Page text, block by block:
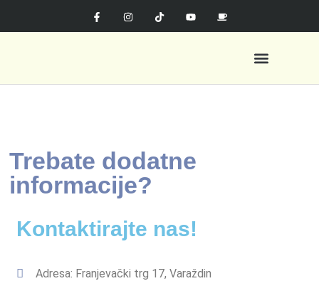
Trebate dodatne
informacije?
Kontaktirajte nas!
Adresa: Franjevački trg 17, Varaždin